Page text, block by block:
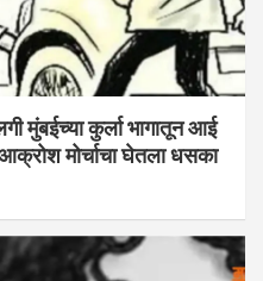
मुंबईच्या कुर्ला भागातून आई
मोर्चाचा घेतला धसका